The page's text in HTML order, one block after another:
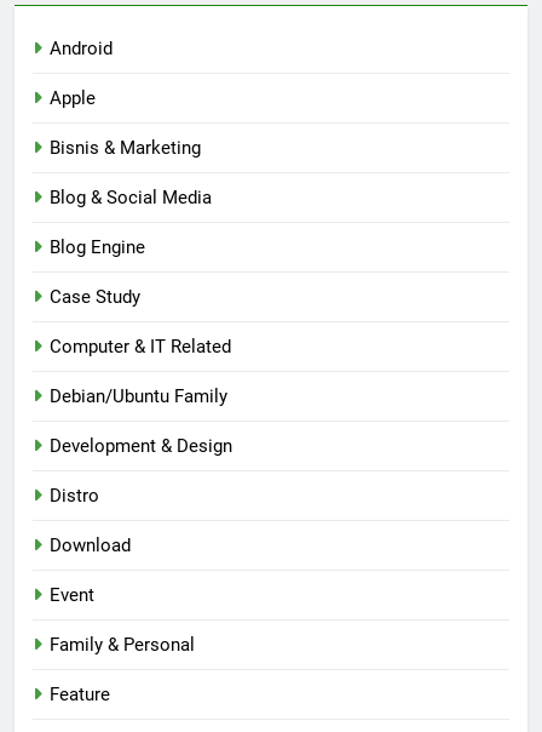
Android
Apple
Bisnis & Marketing
Blog & Social Media
Blog Engine
Case Study
Computer & IT Related
Debian/Ubuntu Family
Development & Design
Distro
Download
Event
Family & Personal
Feature